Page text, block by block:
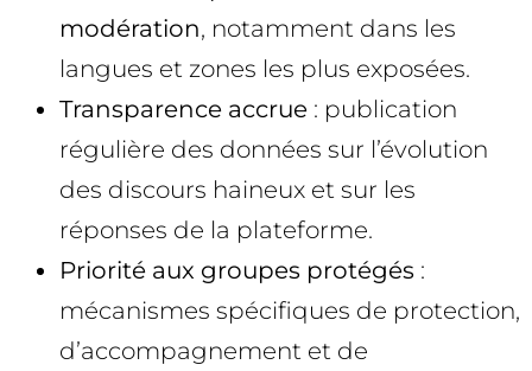
modération, notamment dans les
langues et zones les plus exposées.
Transparence accrue : publication
régulière des données sur l’évolution
des discours haineux et sur les
réponses de la plateforme.
Priorité aux groupes protégés :
mécanismes spécifiques de protection,
d’accompagnement et de